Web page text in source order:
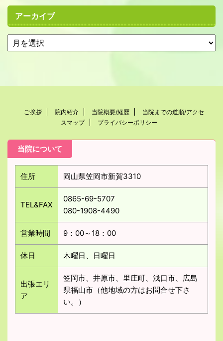
アーカイブ
ご挨拶 院内紹介 当院概要/経歴
当院までの道順/アクセ
スマップ
プライバシーポリシー
当院について
住所 岡山県笠岡市新賀3310
TEL&FAX
0865-69-5707
080-1908-4490
営業時間 9：00～18：00
休日 木曜日、日曜日
出張エリ
ア
笠岡市、井原市、里庄町、浅口市、広島
県福山市（他地域の方はお問合せ下さ
い。）